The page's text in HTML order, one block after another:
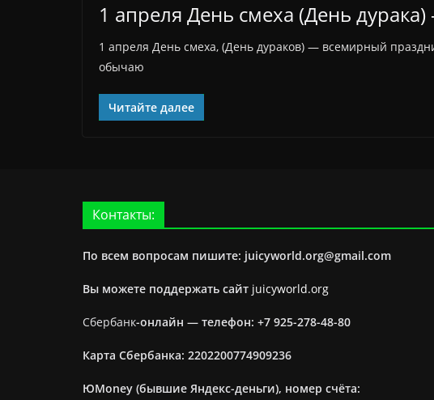
1 апреля День смеха (День
1 апреля День смеха, (День дураков) — всемирный
обычаю
Читайте далее
Контакты:
По всем вопросам пишите: juicyworld.org@gmail.com
Вы можете поддержать сайт juicyworld.org
Сбербанк-онлайн — телефон: +7 925-278-48-80
Карта Сбербанка: 2202200774909236
ЮMoney (бывшие Яндекс-деньги), номер счёта: